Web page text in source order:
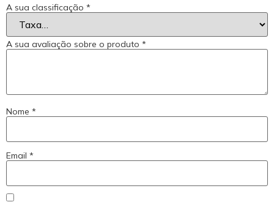
A sua classificação *
A sua avaliação sobre o produto *
Nome *
Email *